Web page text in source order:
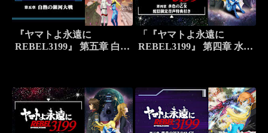
『ヤマトよ永遠に
REBEL3199』 第五章 白熱
「『ヤマトよ永遠に
REBEL3199』 第四章 水色